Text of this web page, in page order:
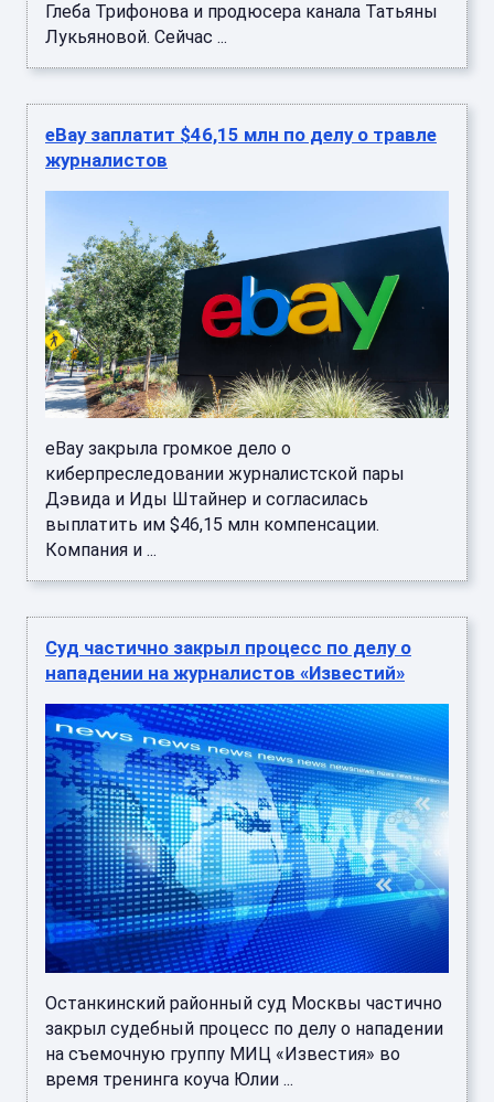
Глеба Трифонова и продюсера канала Татьяны
Лукьяновой. Сейчас ...
eBay заплатит $46,15 млн по делу о травле
журналистов
eBay закрыла громкое дело о
киберпреследовании журналистской пары
Дэвида и Иды Штайнер и согласилась
выплатить им $46,15 млн компенсации.
Компания и ...
Суд частично закрыл процесс по делу о
нападении на журналистов «Известий»
Останкинский районный суд Москвы частично
закрыл судебный процесс по делу о нападении
на съемочную группу МИЦ «Известия» во
время тренинга коуча Юлии ...